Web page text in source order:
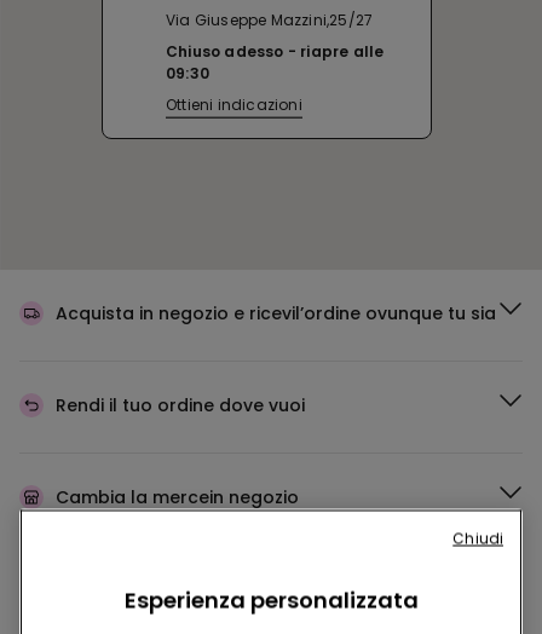
Via Giuseppe Mazzini,25/27
Chiuso adesso
riapre alle
09:30
Ottieni indicazioni
Acquista in negozio e ricevil’ordine ovunque tu sia
Rendi il tuo ordine dove vuoi
Cambia la mercein negozio
Programma FedeltàTEZENIS TALENT
Esperienza personalizzata
Chiudi